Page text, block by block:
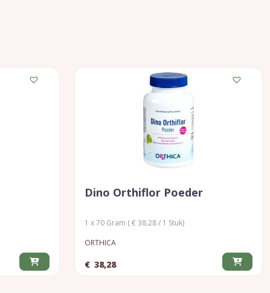
Dino Orthiflor Poeder
1 x 70 Gram ( € 38.28 / 1 Stuk)
ORTHICA
€ 38,28